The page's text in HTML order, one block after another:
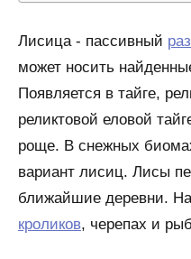
Лисица - пассивный
может носить
Появляется в тайге,
реликтовой еловой
роще. В снежных
вариант лисиц. Лисы
ближайшие деревни.
кроликов, черепах и